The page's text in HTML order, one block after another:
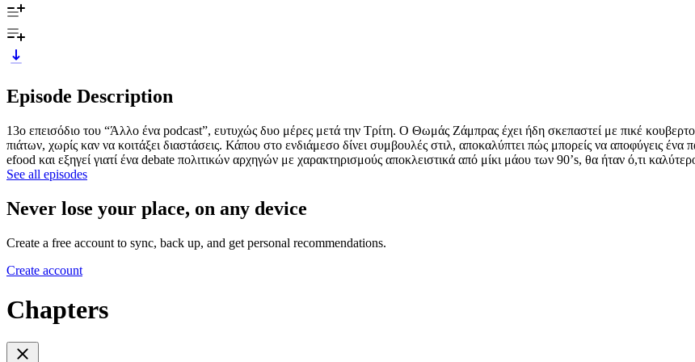
Episode Description
13ο επεισόδιο του “Άλλο ένα podcast”, ευτυχώς δυο μέρες μετά την Τρίτη. Ο Θωμάς Ζάμπρας έχει ήδη σκεπαστεί με πικέ
πιάτων, χωρίς καν να κοιτάξει διαστάσεις. Κάπου στο ενδιάμεσο δίνει συμβουλές στιλ, αποκαλύπτει πώς μπορείς να αποφύγεις ένα
efood και εξηγεί γιατί ένα debate πολιτικών αρχηγών με χαρακτηρισμούς αποκλειστικά από μίκι μάου των 90’s, θα ήταν ό,τι
See all episodes
Never lose your place, on any device
Create a free account to sync, back up, and get personal recommendations.
Create account
Chapters